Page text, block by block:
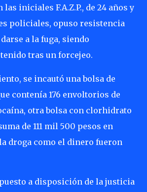
iniciales F.A.Z.P., de 24 años y
policiales, opuso resistencia
a la fuga, siendo
tras un forcejeo.
se incautó una bolsa de
contenía 176 envoltorios de
otra bolsa con clorhidrato
de 111 mil 500 pesos en
droga como el dinero fueron
a disposición de la justicia